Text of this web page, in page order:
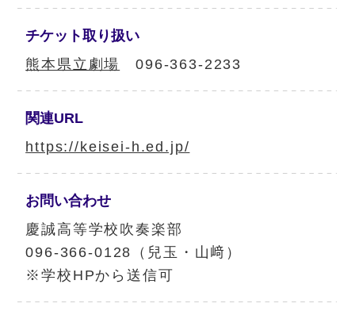
チケット取り扱い
熊本県立劇場
096-363-2233
関連URL
https://keisei-h.ed.jp/
お問い合わせ
慶誠高等学校吹奏楽部
096-366-0128（兒玉・山﨑）
※学校HPから送信可